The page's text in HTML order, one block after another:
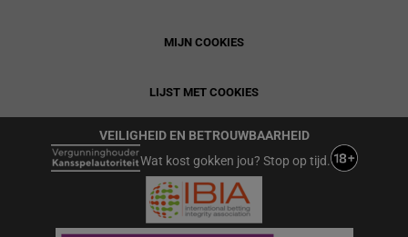
MIJN COOKIES
LIJST MET COOKIES
VEILIGHEID EN BETROUWBAARHEID
Wat kost gokken jou? Stop op tijd.